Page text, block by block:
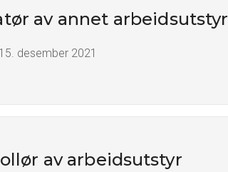
av annet arbeidsutstyr
15. desember 2021
av arbeidsutstyr